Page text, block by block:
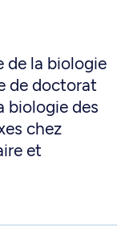
de la biologie
de doctorat
biologie des
chez
et